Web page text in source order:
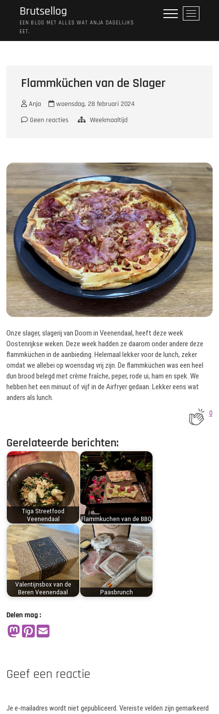
Brutsellog
EEN BLOG MET ALLES WAT ANJA DAGELIJKS
EET.
M
e
Flammküchen van de Slager
Anja
woensdag, 28 februari 2024
Geen reacties
Weekmaaltijd
Onze slager, slagerij van Doorn in Veenendaal, heeft deze week
Oostenrijkse weken. Deze week hadden ze daarom onder andere deze
flammküchen in de aanbieding. Helemaal lekker voor de lunch, zeker
omdat we allebei op woensdag vrij zijn. De flammküchen was een heel
dun brood belegd met crème fraîche, peper, rode ui, ham en spek. We
hebben het een minuut of vijf in de Airfryer gedaan. Lekker eens wat
anders als lunch.
0
Gerelateerde berichten:
Tiga Streetfood
Veenendaal
Flammkuchen van de BBQ
Valentijnsbox van de
Beren Veenendaal
Paasbrunch
Delen mag :
Geef een reactie
Je e-mailadres wordt niet gepubliceerd. Vereiste velden zijn gemarkeerd